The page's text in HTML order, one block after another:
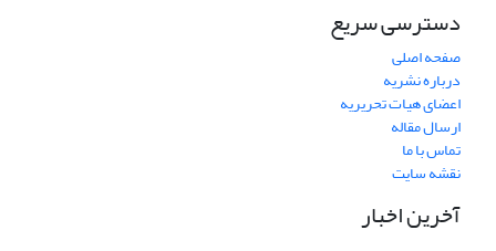
دسترسی سریع
صفحه اصلی
درباره نشریه
اعضای هیات تحریریه
ارسال مقاله
تماس با ما
نقشه سایت
آخرین اخبار